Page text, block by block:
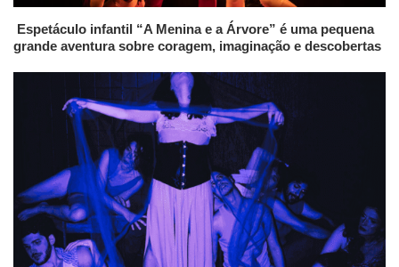
Espetáculo infantil “A Menina e a Árvore” é uma pequena
grande aventura sobre coragem, imaginação e descobertas